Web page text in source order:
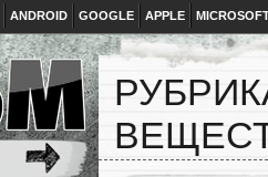
ANDROID GOOGLE APPLE